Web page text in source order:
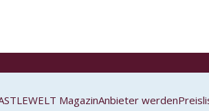
MagazinAnbieter werden